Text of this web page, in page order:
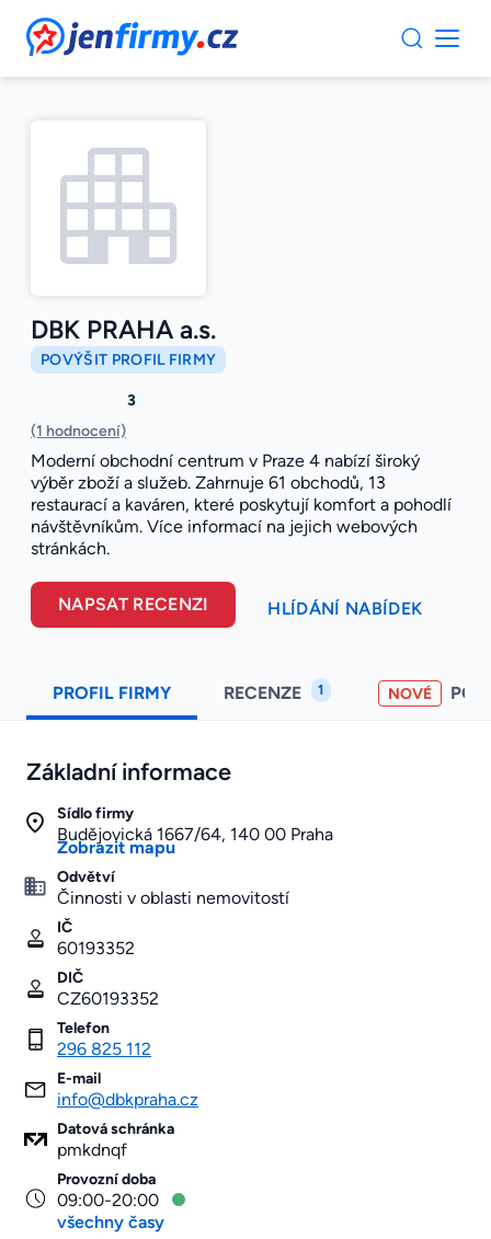
JenFirmy.cz
DBK PRAHA a.s.
POVÝŠIT PROFIL FIRMY
3
(1 hodnocení)
Moderní obchodní centrum v Praze 4 nabízí široký
výběr zboží a služeb. Zahrnuje 61 obchodů, 13
restaurací a kaváren, které poskytují komfort a pohodlí
návštěvníkům. Více informací na jejich webových
stránkách.
NAPSAT RECENZI HLÍDÁNÍ NABÍDEK
PROFIL FIRMY RECENZE 1 NOVÉ
Základní informace
Sídlo firmy
Budějovická 1667/64, 140 00 Praha
Zobrazit mapu
Odvětví
Činnosti v oblasti nemovitostí
IČ
60193352
DIČ
CZ60193352
Telefon
296 825 112
E-mail
info@dbkpraha.cz
Datová schránka
pmkdnqf
Provozní doba
09:00-20:00
všechny časy